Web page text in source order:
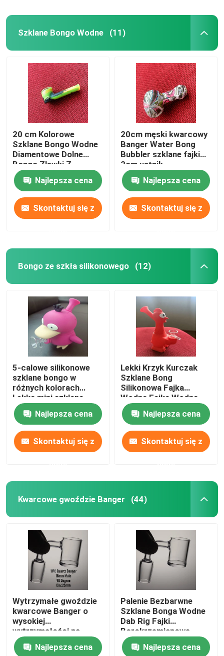
Szklane Bongo Wodne (11)
20 cm Kolorowe
Szklane Bongo Wodne
Diamentowe Dolne
Bongo Zlewki Z
Perkolatorem
Najlepsza cena
Skontaktuj się z
20cm męski kwarcowy
Banger Water Bong
Bubbler szklane fajki
2cm ustnik
Najlepsza cena
Skontaktuj się z
Bongo ze szkła silikonowego (12)
5-calowe silikonowe
szklane bongo w
różnych kolorach
Lekka mini szklana
fajka bongo
Najlepsza cena
Skontaktuj się z
Lekki Krzyk Kurczak
Szklane Bong
Silikonowa Fajka
Wodna Fajka Wodna
Bubbler CE
Najlepsza cena
Skontaktuj się z
Kwarcowe gwoździe Banger (44)
Wytrzymałe gwoździe
kwarcowe Banger o
wysokiej
wytrzymałości na
ciepło
Najlepsza cena
Palenie Bezbarwne
Szklane Bonga Wodne
Dab Rig Fajki
Borokrzemianowe
Szklane Bonga Wodne
Najlepsza cena